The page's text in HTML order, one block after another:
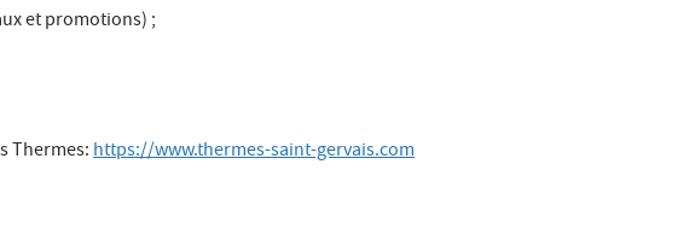
et promotions) ;
Thermes:https://www.thermes-saint-gervais.com